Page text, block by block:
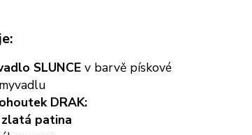
SLUNCEv barvě pískové
DRAK:
zlatá patina